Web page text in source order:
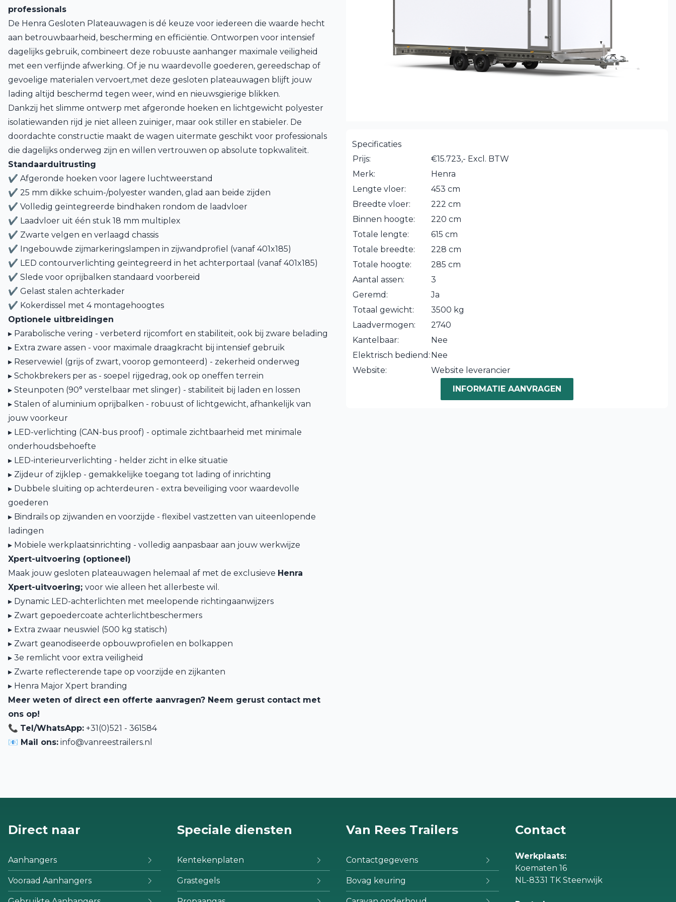
professionals
De Henra Gesloten Plateauwagen is dé keuze voor iedereen die waarde hecht
aan betrouwbaarheid, bescherming en efficiëntie. Ontworpen voor intensief
dagelijks gebruik, combineert deze robuuste aanhanger maximale veiligheid
met een verfijnde afwerking. Of je nu waardevolle goederen, gereedschap of
gevoelige materialen vervoert,met deze gesloten plateauwagen blijft jouw
lading altijd beschermd tegen weer, wind en nieuwsgierige blikken.
Dankzij het slimme ontwerp met afgeronde hoeken en lichtgewicht polyester
isolatiewanden rijd je niet alleen zuiniger, maar ook stiller en stabieler. De
doordachte constructie maakt de wagen uitermate geschikt voor professionals
die dagelijks onderweg zijn en willen vertrouwen op absolute topkwaliteit.
Standaarduitrusting
✔ Afgeronde hoeken voor lagere luchtweerstand
✔ 25 mm dikke schuim-/polyester wanden, glad aan beide zijden
✔ Volledig geïntegreerde bindhaken rondom de laadvloer
✔ Laadvloer uit één stuk 18 mm multiplex
✔ Zwarte velgen en verlaagd chassis
✔ Ingebouwde zijmarkeringslampen in zijwandprofiel (vanaf 401x185)
✔ LED contourverlichting geïntegreerd in het achterportaal (vanaf 401x185)
✔ Slede voor oprijbalken standaard voorbereid
✔ Gelast stalen achterkader
✔ Kokerdissel met 4 montagehoogtes
Optionele uitbreidingen
▸ Parabolische vering - verbeterd rijcomfort en stabiliteit, ook bij zware belading
▸ Extra zware assen - voor maximale draagkracht bij intensief gebruik
▸ Reservewiel (grijs of zwart, voorop gemonteerd) - zekerheid onderweg
▸ Schokbrekers per as - soepel rijgedrag, ook op oneffen terrein
▸ Steunpoten (90° verstelbaar met slinger) - stabiliteit bij laden en lossen
▸ Stalen of aluminium oprijbalken - robuust of lichtgewicht, afhankelijk van
jouw voorkeur
▸ LED-verlichting (CAN-bus proof) - optimale zichtbaarheid met minimale
onderhoudsbehoefte
▸ LED-interieurverlichting - helder zicht in elke situatie
▸ Zijdeur of zijklep - gemakkelijke toegang tot lading of inrichting
▸ Dubbele sluiting op achterdeuren - extra beveiliging voor waardevolle
goederen
▸ Bindrails op zijwanden en voorzijde - flexibel vastzetten van uiteenlopende
ladingen
▸ Mobiele werkplaatsinrichting - volledig aanpasbaar aan jouw werkwijze
Xpert-uitvoering (optioneel)
Maak jouw gesloten plateauwagen helemaal af met de exclusieve Henra
Xpert-uitvoering; voor wie alleen het allerbeste wil.
▸ Dynamic LED-achterlichten met meelopende richtingaanwijzers
▸ Zwart gepoedercoate achterlichtbeschermers
▸ Extra zwaar neuswiel (500 kg statisch)
▸ Zwart geanodiseerde opbouwprofielen en bolkappen
▸ 3e remlicht voor extra veiligheid
▸ Zwarte reflecterende tape op voorzijde en zijkanten
▸ Henra Major Xpert branding
Meer weten of direct een offerte aanvragen? Neem gerust contact met
ons op!
📞 Tel/WhatsApp: +31(0)521 - 361584
📧 Mail ons: info@vanreestrailers.nl
Specificaties
Prijs:
€15.723,- Excl. BTW
Merk:
Henra
Lengte vloer:
453 cm
Breedte vloer:
222 cm
Binnen hoogte:
220 cm
Totale lengte:
615 cm
Totale breedte:
228 cm
Totale hoogte:
285 cm
Aantal assen:
3
Geremd:
Ja
Totaal gewicht:
3500 kg
Laadvermogen:
2740
Kantelbaar:
Nee
Elektrisch bediend: Nee
Website:
Website leverancier
INFORMATIE AANVRAGEN
Direct naar
Aanhangers
Vooraad Aanhangers
Speciale diensten
Kentekenplaten
Grastegels
Van Rees Trailers
Contactgegevens
Bovag keuring
Contact
Werkplaats:
Koematen 16
NL-8331 TK Steenwijk